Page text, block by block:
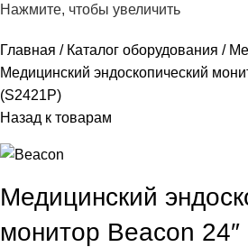
Нажмите, чтобы увеличить
Главная Каталог оборудования
Медицинский эндоскопический
(S2421P)
Назад к товарам
Медицинский
монитор Beacon 24″